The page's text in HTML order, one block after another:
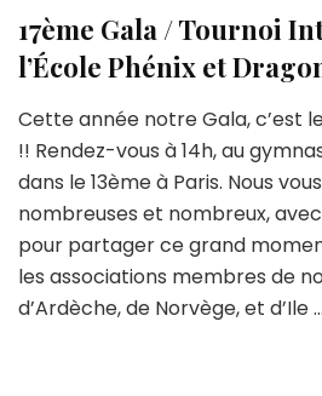
17ème Gala / Tournoi
l’École Phénix et
Cette année notre Gala, c’est
!! Rendez-vous à 14h, au
dans le 13ème à Paris. Nous
nombreuses et nombreux,
pour partager ce grand
les associations membres de
d’Ardèche, de Norvège, et d’Ile …